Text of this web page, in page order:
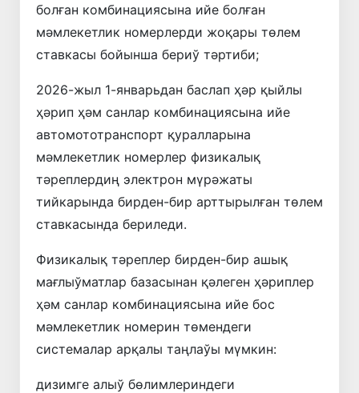
болған комбинациясына ийе болған
мәмлекетлик номерлерди жоқары төлем
ставкасы бойынша бериў тәртиби;
2026-жыл 1-январьдан баслап ҳәр қыйлы
ҳәрип ҳәм санлар комбинациясына ийе
автомототранспорт қуралларына
мәмлекетлик номерлер физикалық
тәреплердиң электрон мүрәжаты
тийкарында бирден-бир арттырылған төлем
ставкасында бериледи.
Физикалық тәреплер бирден-бир ашық
мағлыўматлар базасынан қәлеген ҳәриплер
ҳәм санлар комбинациясына ийе бос
мәмлекетлик номерин төмендеги
системалар арқалы таңлаўы мүмкин:
дизимге алыў бөлимлериндеги